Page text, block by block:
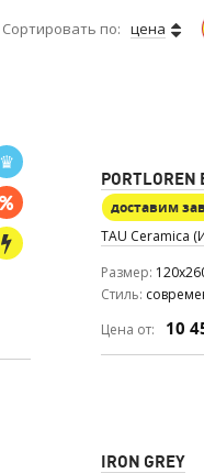
Сортировать по: цена
PORTLOREN
доставим
TAU Ceramica
Размер
Стиль
Цена от:
10
IRON GREY